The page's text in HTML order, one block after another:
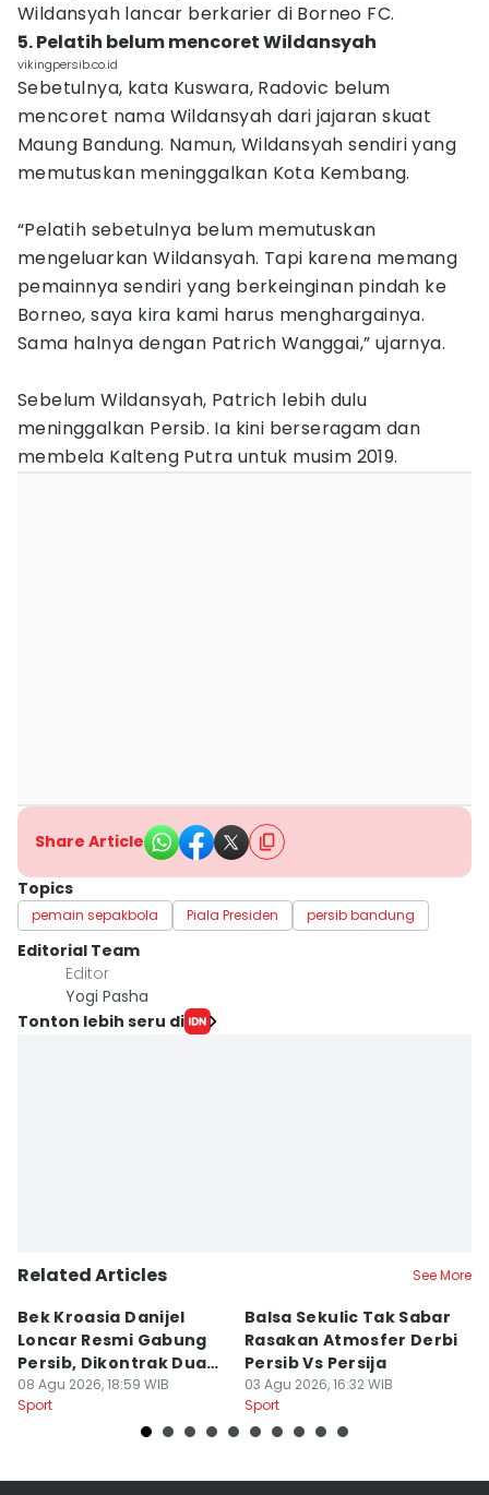
Wildansyah lancar berkarier di Borneo FC.
5. Pelatih belum mencoret Wildansyah
vikingpersib.co.id
Sebetulnya, kata Kuswara, Radovic belum
mencoret nama Wildansyah dari jajaran skuat
Maung Bandung. Namun, Wildansyah sendiri yang
memutuskan meninggalkan Kota Kembang.
“Pelatih sebetulnya belum memutuskan
mengeluarkan Wildansyah. Tapi karena memang
pemainnya sendiri yang berkeinginan pindah ke
Borneo, saya kira kami harus menghargainya.
Sama halnya dengan Patrich Wanggai,” ujarnya.
Sebelum Wildansyah, Patrich lebih dulu
meninggalkan Persib. Ia kini berseragam dan
membela Kalteng Putra untuk musim 2019.
Share Article
Topics
pemain sepakbola Piala Presiden persib bandung
Editorial Team
Editor
Yogi Pasha
Tonton lebih seru di
Related Articles See More
Bek Kroasia Danijel
Loncar Resmi Gabung
Persib, Dikontrak Dua
Musim
08 Agu 2026, 18:59 WIB
Sport
Balsa Sekulic Tak Sabar
Rasakan Atmosfer Derbi
Persib Vs Persija
03 Agu 2026, 16:32 WIB
Sport